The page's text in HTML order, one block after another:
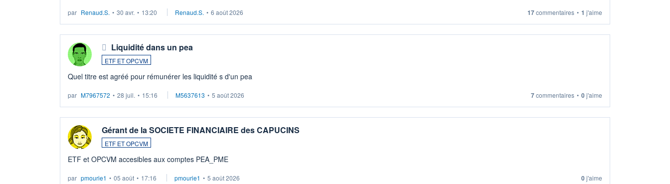
par Renaud.S. • 30 avr. • 13:20 Renaud.S. • 6 août 2026 17commentaires • 1 j'aime
Liquidité dans un pea
ETF ET OPCVM
Quel titre est agréé pour rémunérer les liquidité s d'un pea
par M7967572 • 28 juil. • 15:16 M5637613 • 5 août 2026 7commentaires • 0j'aime
Gérant de la SOCIETE FINANCIAIRE des CAPUCINS
ETF ET OPCVM
ETF et OPCVM accesibles aux comptes PEA_PME
par pmourie1 • 05 août • 17:16 pmourie1 • 5 août 2026 0j'aime